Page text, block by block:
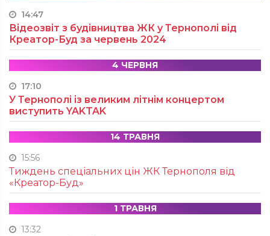
14:47
Відеозвіт з будівництва ЖК у Тернополі від
Креатор-Буд за червень 2024
4 ЧЕРВНЯ
17:10
У Тернополі із великим літнім концертом
виступить YAKTAK
14 ТРАВНЯ
15:56
Тиждень спеціальних цін ЖК Тернополя від
«Креатор-Буд»
1 ТРАВНЯ
13:32